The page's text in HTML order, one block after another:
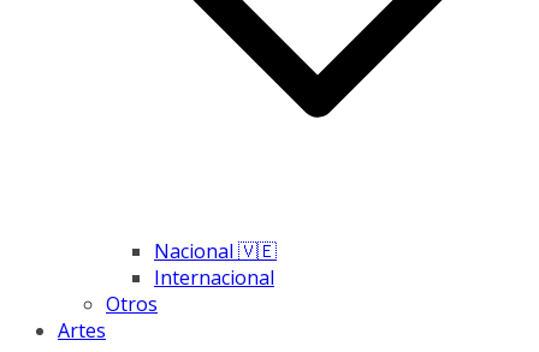
Nacional 🇻🇪
Internacional
Otros
Artes